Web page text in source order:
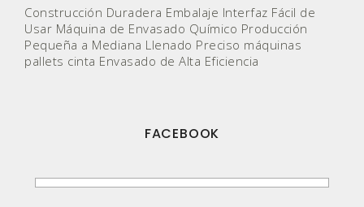
Construcción Duradera Embalaje Interfaz Fácil de
Usar Máquina de Envasado Químico Producción
Pequeña a Mediana Llenado Preciso máquinas
pallets cinta Envasado de Alta Eficiencia
FACEBOOK